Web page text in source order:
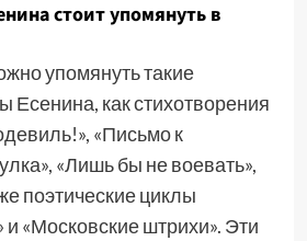
стоит упомянуть в
упомянуть такие
Есенина, как стихотворения
«Письмо к
«Лишь бы не воевать»,
поэтические циклы
и «Московские штрихи». Эти